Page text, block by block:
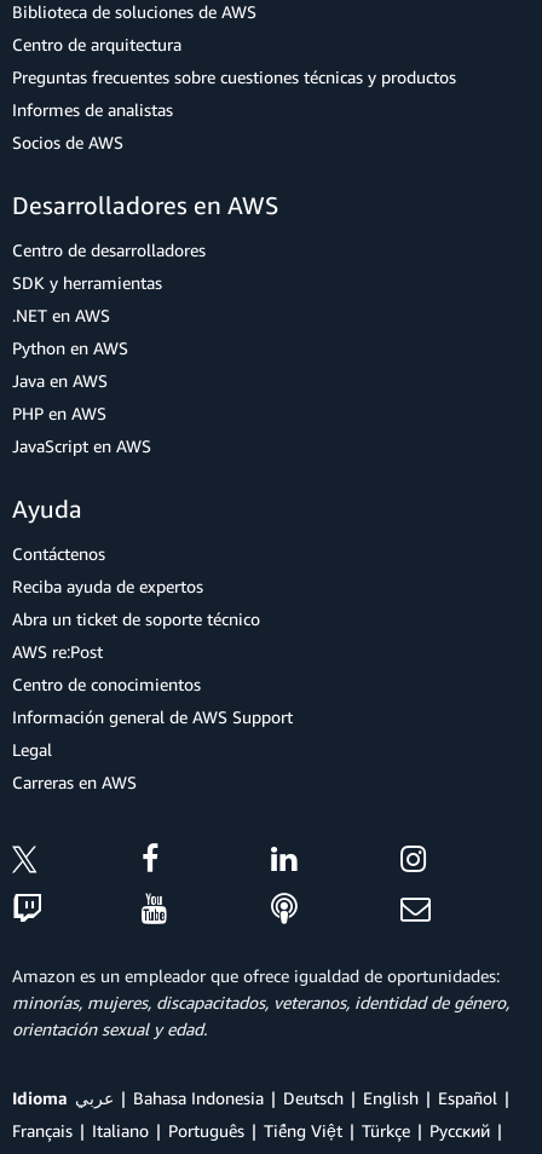
Biblioteca de soluciones de AWS
Centro de arquitectura
Preguntas frecuentes sobre cuestiones técnicas y productos
Informes de analistas
Socios de AWS
Desarrolladores en AWS
Centro de desarrolladores
SDK y herramientas
.NET en AWS
Python en AWS
Java en AWS
PHP en AWS
JavaScript en AWS
Ayuda
Contáctenos
Reciba ayuda de expertos
Abra un ticket de soporte técnico
AWS re:Post
Centro de conocimientos
Información general de AWS Support
Legal
Carreras en AWS
Amazon es un empleador que ofrece igualdad de oportunidades:
minorías, mujeres, discapacitados, veteranos, identidad de género,
orientación sexual y edad.
Idioma عربي Bahasa Indonesia Deutsch English
Español
Français
Italiano Português Tiếng Việt Türkçe
Ρусский